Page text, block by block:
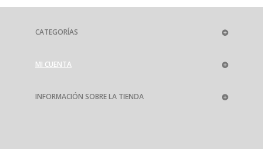
CATEGORÍAS
MI CUENTA
INFORMACIÓN SOBRE LA TIENDA